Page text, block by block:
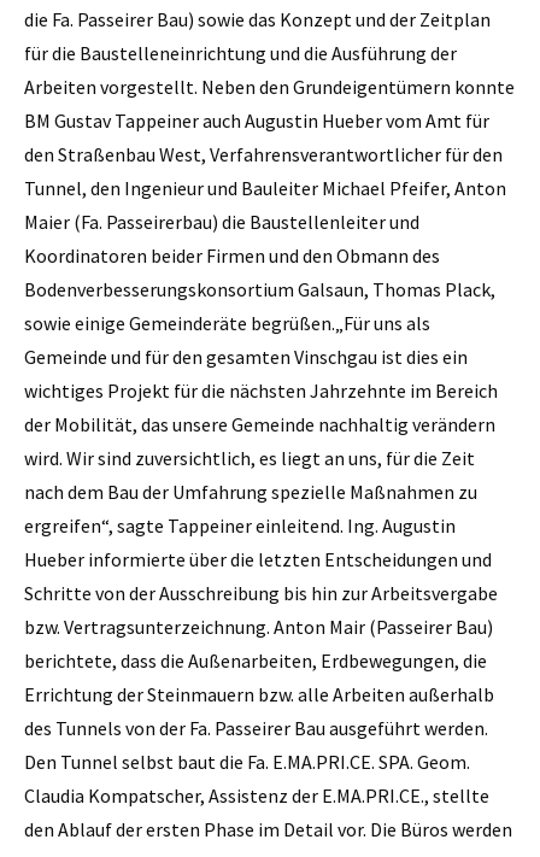
die Fa. Passeirer Bau) sowie das Konzept und der Zeitplan
für die Baustelleneinrichtung und die Ausführung der
Arbeiten vorgestellt. Neben den Grundeigentümern konnte
BM Gustav Tappeiner auch Augustin Hueber vom Amt für
den Straßenbau West, Verfahrensverantwortlicher für den
Tunnel, den Ingenieur und Bauleiter Michael Pfeifer, Anton
Maier (Fa. Passeirerbau) die Baustellenleiter und
Koordinatoren beider Firmen und den Obmann des
Bodenverbesserungskonsortium Galsaun, Thomas Plack,
sowie einige Gemeinderäte begrüßen.„Für uns als
Gemeinde und für den gesamten Vinschgau ist dies ein
wichtiges Projekt für die nächsten Jahrzehnte im Bereich
der Mobilität, das unsere Gemeinde nachhaltig verändern
wird. Wir sind zuversichtlich, es liegt an uns, für die Zeit
nach dem Bau der Umfahrung spezielle Maßnahmen zu
ergreifen“, sagte Tappeiner einleitend. Ing. Augustin
Hueber informierte über die letzten Entscheidungen und
Schritte von der Ausschreibung bis hin zur Arbeitsvergabe
bzw. Vertragsunterzeichnung. Anton Mair (Passeirer Bau)
berichtete, dass die Außenarbeiten, Erdbewegungen, die
Errichtung der Steinmauern bzw. alle Arbeiten außerhalb
des Tunnels von der Fa. Passeirer Bau ausgeführt werden.
Den Tunnel selbst baut die Fa. E.MA.PRI.CE. SPA. Geom.
Claudia Kompatscher, Assistenz der E.MA.PRI.CE., stellte
den Ablauf der ersten Phase im Detail vor. Die Büros werden